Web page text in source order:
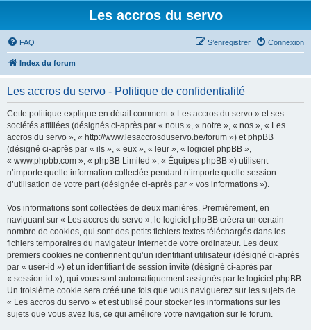
Les accros du servo
FAQ Connexion
S’enregistrer
Index du forum
Les accros du servo - Politique de confidentialité
Cette politique explique en détail comment « Les accros du servo » et ses
sociétés affiliées (désignés ci-après par « nous », « notre », « nos », « Les
accros du servo », « http://www.lesaccrosduservo.be/forum ») et phpBB
(désigné ci-après par « ils », « eux », « leur », « logiciel phpBB »,
« www.phpbb.com », « phpBB Limited », « Équipes phpBB ») utilisent
n’importe quelle information collectée pendant n’importe quelle session
d’utilisation de votre part (désignée ci-après par « vos informations »).
Vos informations sont collectées de deux manières. Premièrement, en
naviguant sur « Les accros du servo », le logiciel phpBB créera un certain
nombre de cookies, qui sont des petits fichiers textes téléchargés dans les
fichiers temporaires du navigateur Internet de votre ordinateur. Les deux
premiers cookies ne contiennent qu’un identifiant utilisateur (désigné ci-après
par « user-id ») et un identifiant de session invité (désigné ci-après par
« session-id »), qui vous sont automatiquement assignés par le logiciel phpBB.
Un troisième cookie sera créé une fois que vous naviguerez sur les sujets de
« Les accros du servo » et est utilisé pour stocker les informations sur les
sujets que vous avez lus, ce qui améliore votre navigation sur le forum.